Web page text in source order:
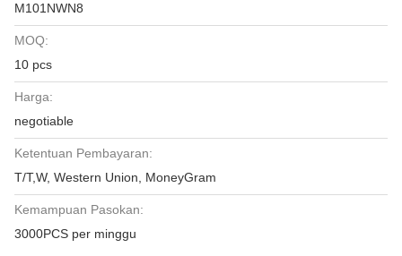
M101NWN8
MOQ:
10 pcs
Harga:
negotiable
Ketentuan Pembayaran:
T/T,W, Western Union, MoneyGram
Kemampuan Pasokan:
3000PCS per minggu